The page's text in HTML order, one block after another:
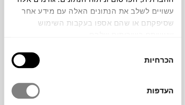
עשויים לשלב את הנתונים האלה עם מידע אחר
שסיפקתם או שהם אספו בעקבות השימוש
הסכמה
הכרחיות
העדפות
עץ ועטלפים
גיא לוי